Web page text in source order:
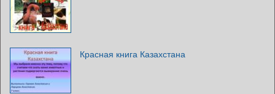
Красная книга Казахстана